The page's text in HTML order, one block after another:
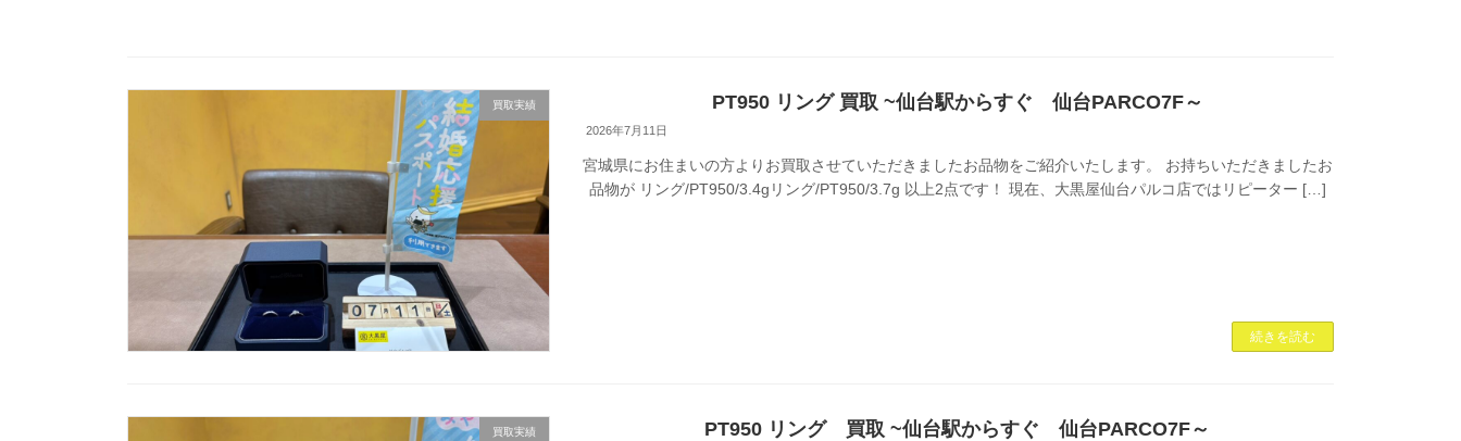
買取実績 PT950 リング 買取 ~仙台駅からすぐ 仙台PARCO7F～
2026年7月11日
宮城県にお住まいの方よりお買取させていただきましたお品物をご紹介いたします。 お持ちいただきましたお
品物が リング/PT950/3.4gリング/PT950/3.7g 以上2点です！ 現在、大黒屋仙台パルコ店ではリピーター […]
続きを読む
買取実績 PT950 リング 買取 ~仙台駅からすぐ 仙台PARCO7F～